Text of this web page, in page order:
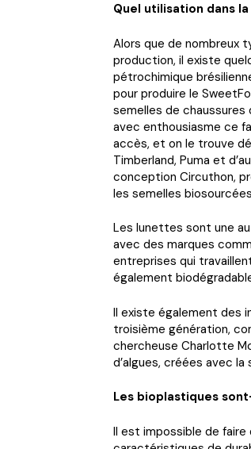
Quel utilisation dans
Alors que de nombreux
production, il existe
pétrochimique
pour produire le
semelles de chaussures
avec enthousiasme ce
accès, et on le trouve
Timberland, Puma et
conception Circuthon,
les semelles
Les lunettes sont une
avec des marques
entreprises qui
également
Il existe également des
troisième génération,
chercheuse Charlotte
d’algues, créées avec
Les bioplastiques
Il est impossible de